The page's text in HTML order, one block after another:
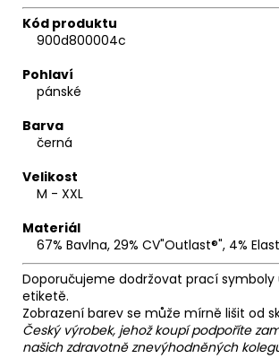
Kód produktu
900d800004c
Pohlaví
pánské
Barva
černá
Velikost
M - XXL
Materiál
67% Bavlna, 29% CV"Outlast®", 4%
Doporučujeme dodržovat prací symboly
etiketě.
Zobrazení barev se může mírně lišit od
Český výrobek, jehož koupí podpoříte
našich zdravotně znevýhodněných